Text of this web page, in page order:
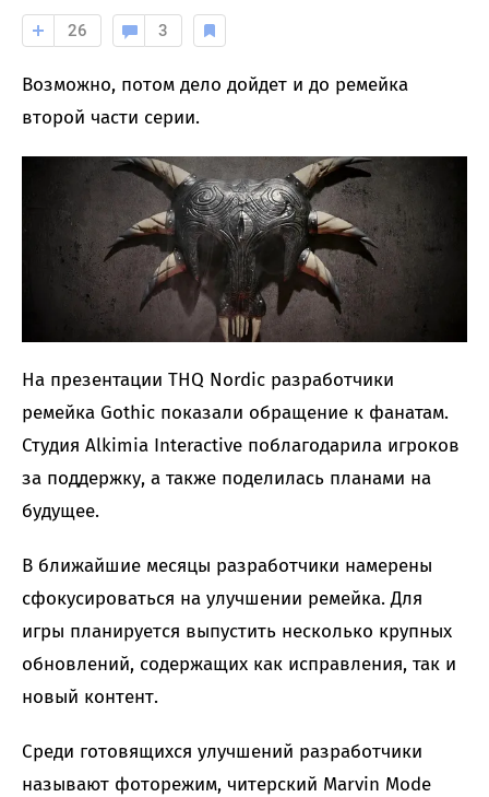
26 3
Возможно, потом дело дойдет и до ремейка
второй части серии.
На презентации THQ Nordic разработчики
ремейка Gothic показали обращение к фанатам.
Студия Alkimia Interactive поблагодарила игроков
за поддержку, а также поделилась планами на
будущее.
В ближайшие месяцы разработчики намерены
сфокусироваться на улучшении ремейка. Для
игры планируется выпустить несколько крупных
обновлений, содержащих как исправления, так и
новый контент.
Среди готовящихся улучшений разработчики
называют фоторежим, читерский Marvin Mode